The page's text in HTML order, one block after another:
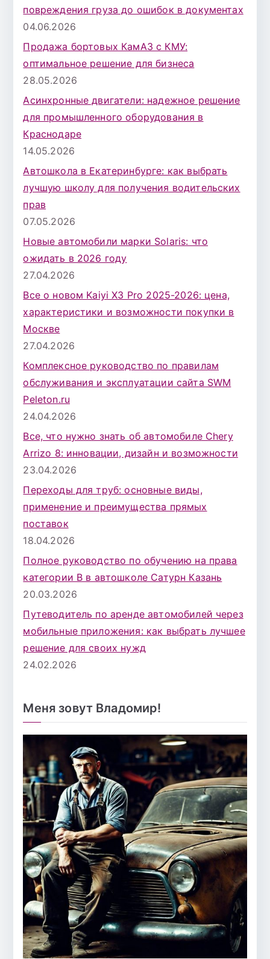
повреждения груза до ошибок в документах
04.06.2026
Продажа бортовых КамАЗ с КМУ:
оптимальное решение для бизнеса
28.05.2026
Асинхронные двигатели: надежное решение
для промышленного оборудования в
Краснодаре
14.05.2026
Автошкола в Екатеринбурге: как выбрать
лучшую школу для получения водительских
прав
07.05.2026
Новые автомобили марки Solaris: что
ожидать в 2026 году
27.04.2026
Все о новом Kaiyi X3 Pro 2025-2026: цена,
характеристики и возможности покупки в
Москве
27.04.2026
Комплексное руководство по правилам
обслуживания и эксплуатации сайта SWM
Peleton.ru
24.04.2026
Все, что нужно знать об автомобиле Chery
Arrizo 8: инновации, дизайн и возможности
23.04.2026
Переходы для труб: основные виды,
применение и преимущества прямых
поставок
18.04.2026
Полное руководство по обучению на права
категории B в автошколе Сатурн Казань
20.03.2026
Путеводитель по аренде автомобилей через
мобильные приложения: как выбрать лучшее
решение для своих нужд
24.02.2026
Меня зовут Владомир!